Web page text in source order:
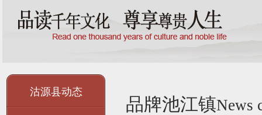
沽源县动态
品牌池江镇News